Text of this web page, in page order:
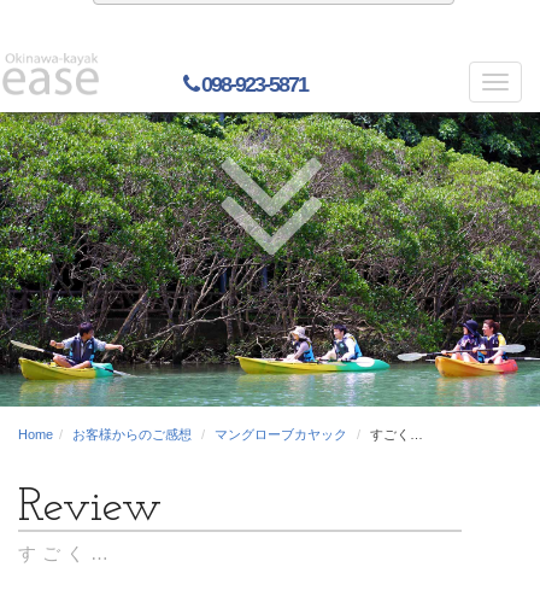
098-923-5871
Home お客様からのご感想 マングローブカヤック すごく…
すごく…